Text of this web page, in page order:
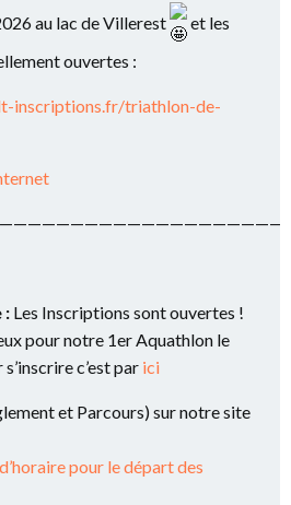
au lac de Villerest
et les
ouvertes :
inscriptions.fr/triathlon-de-
: Les Inscriptions sont ouvertes !
pour notre 1er Aquathlon le
c’est par ici
et Parcours) sur notre site
pour le départ des